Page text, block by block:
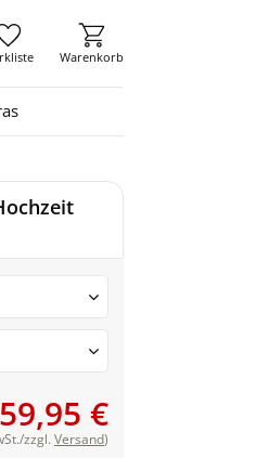
Warenkorb
59,95 €
zzgl. Versand)